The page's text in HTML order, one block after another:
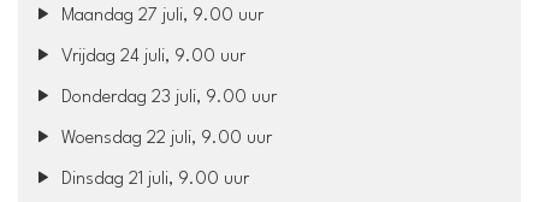
Maandag 27 juli, 9.00 uur
Vrijdag 24 juli, 9.00 uur
Donderdag 23 juli, 9.00 uur
Woensdag 22 juli, 9.00 uur
Dinsdag 21 juli, 9.00 uur